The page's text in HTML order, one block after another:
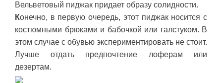
Вельветовый пиджак придает образу солидности.
Конечно, в первую очередь, этот пиджак носится с
костюмными брюками и бабочкой или галстуком. В
этом случае с обувью экспериментировать не стоит.
Лучше отдать предпочтение лоферам или
дезертам.